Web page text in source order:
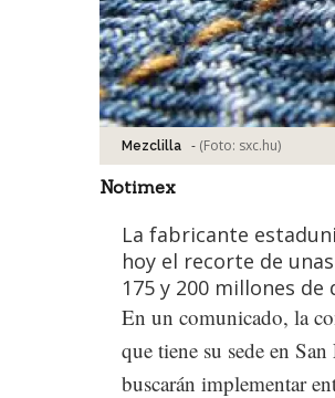
Mezclilla - (Foto: sxc.hu)
Notimex
La fabricante
hoy el recorte de
175 y 200 millones de
En un comunicado, la
que tiene su sede en
buscarán implementar